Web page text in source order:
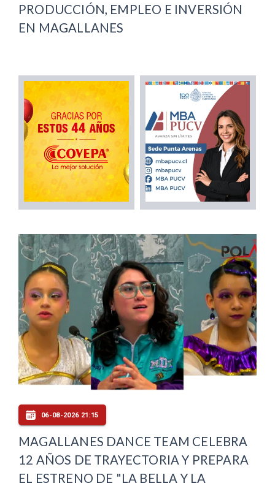
PRODUCCIÓN, EMPLEO E INVERSIÓN
EN MAGALLANES
06-08-2026 21:15
MAGALLANES DANCE TEAM CELEBRA
12 AÑOS DE TRAYECTORIA Y PREPARA
EL ESTRENO DE "LA BELLA Y LA